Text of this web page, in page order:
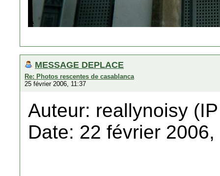
MESSAGE DEPLACE
Re: Photos rescentes de casablanca
25 février 2006, 11:37
Auteur: reallynoisy
Date: 22 février